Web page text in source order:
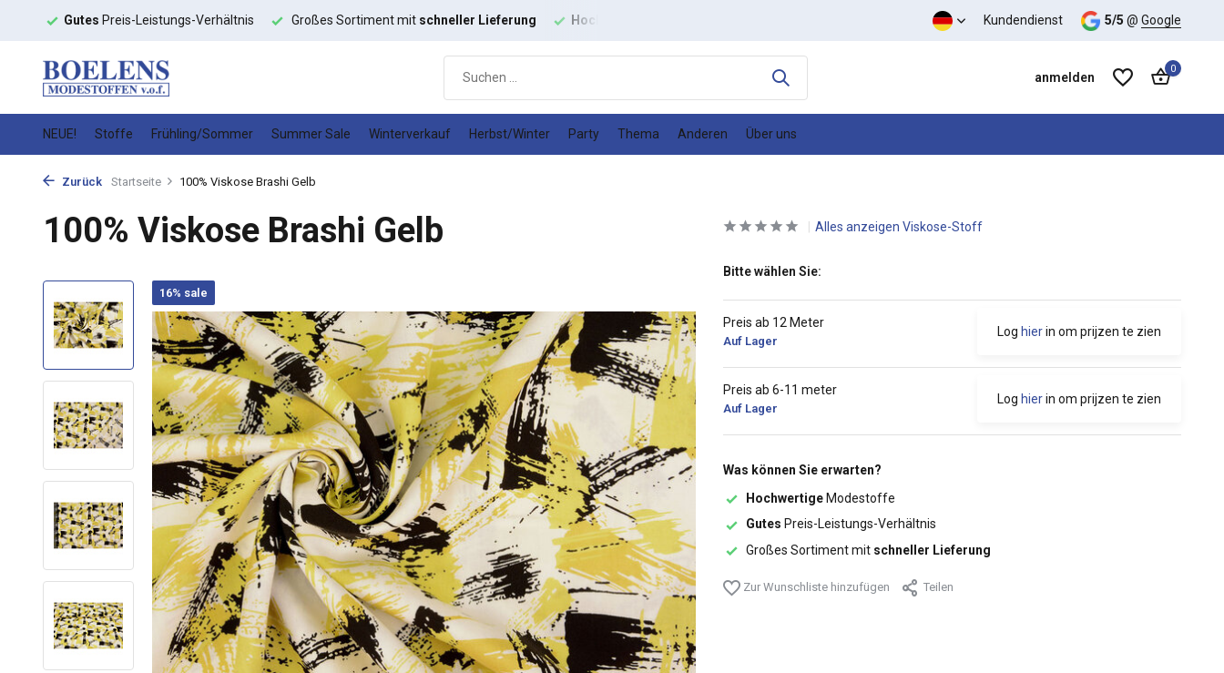
Gutes Preis-Leistungs-Verhältnis Großes Sortiment mit schneller Lieferung Hochwertige Preis-Leistungs-Verhältnis Kundendienst 5/5 @ Google
anmelden
0
NEUE! Stoffe Frühling/Sommer Summer Sale Winterverkauf Herbst/Winter Party Thema Anderen Über uns
Zurück Startseite 100% Viskose Brashi Gelb
100% Viskose Brashi Gelb
16% sale
Alles anzeigen Viskose-Stoff
Bitte wählen Sie:
Preis ab 12 Meter
Auf Lager
Log hierin om prijzen te zien
Preis ab 6-11 meter
Auf Lager
Log hierin om prijzen te zien
Was können Sie erwarten?
HochwertigeModestoffe
Gutes Preis-Leistungs-Verhältnis
Großes Sortiment mit schneller Lieferung
Zur Wunschliste hinzufügen Teilen